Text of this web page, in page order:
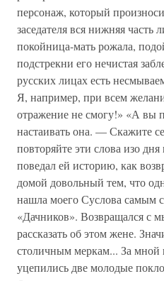
персонаж, который
заседателя вся нижняя часть
покойница-мать рожала,
подстрекни его нечистая
русских лицах есть
Я, например, при всем
отражение не смогу!» «А вы
настаивать она. — Скажите
повторяйте эти слова изо
поведал ей историю, как
домой довольный тем, что
нашла моего Суслова самым
«Дачников». Возвращался с
рассказать об этом жене.
столичным меркам... За мной
уцепились две молодые